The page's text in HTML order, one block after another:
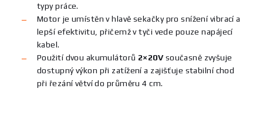
typy práce.
Motor je umístěn v hlavě sekačky pro snížení vibrací a
lepší efektivitu, přičemž v tyči vede pouze napájecí
kabel.
Použití dvou akumulátorů 2×20Vsoučasně zvyšuje
dostupný výkon při zatížení a zajišťuje stabilní chod
při řezání větví do průměru 4 cm.